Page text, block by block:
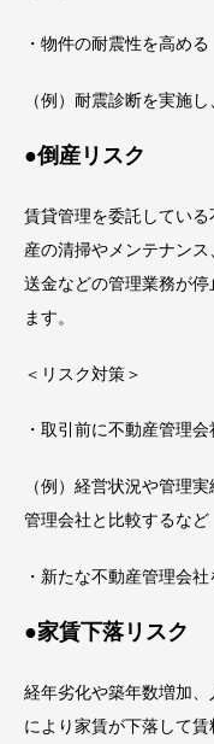
・物件の耐震性を高める
（例）耐震診断を実施
●倒産リスク
賃貸管理を委託してい
産の清掃やメンテナン
送金などの管理業務が
ます。
＜リスク対策＞
・取引前に不動産管理
（例）経営状況や管理
管理会社と比較するなど
・新たな不動産管理会
●家賃下落リスク
経年劣化や築年数増加
により家賃が下落して